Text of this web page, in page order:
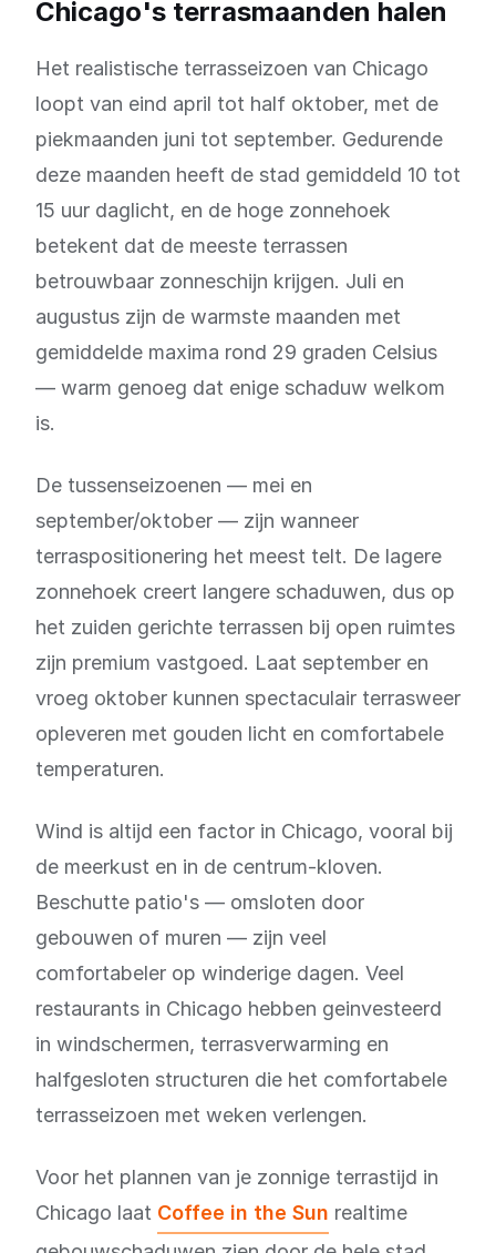
Chicago's terrasmaanden halen
Het realistische terrasseizoen van Chicago
loopt van eind april tot half oktober, met de
piekmaanden juni tot september. Gedurende
deze maanden heeft de stad gemiddeld 10 tot
15 uur daglicht, en de hoge zonnehoek
betekent dat de meeste terrassen
betrouwbaar zonneschijn krijgen. Juli en
augustus zijn de warmste maanden met
gemiddelde maxima rond 29 graden Celsius
— warm genoeg dat enige schaduw welkom
is.
De tussenseizoenen — mei en
september/oktober — zijn wanneer
terraspositionering het meest telt. De lagere
zonnehoek creert langere schaduwen, dus op
het zuiden gerichte terrassen bij open ruimtes
zijn premium vastgoed. Laat september en
vroeg oktober kunnen spectaculair terrasweer
opleveren met gouden licht en comfortabele
temperaturen.
Wind is altijd een factor in Chicago, vooral bij
de meerkust en in de centrum-kloven.
Beschutte patio's — omsloten door
gebouwen of muren — zijn veel
comfortabeler op winderige dagen. Veel
restaurants in Chicago hebben geinvesteerd
in windschermen, terrasverwarming en
halfgesloten structuren die het comfortabele
terrasseizoen met weken verlengen.
Voor het plannen van je zonnige terrastijd in
Chicago laat Coffee in the Sun realtime